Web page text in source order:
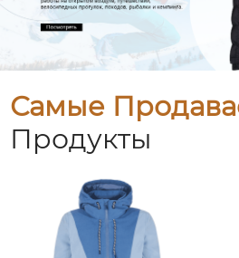
Самые
Продукты